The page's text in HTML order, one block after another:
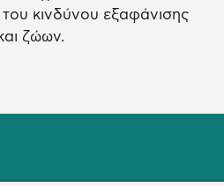
κινδύνου εξαφάνισης
ζώων.